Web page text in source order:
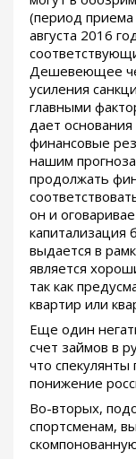
(период приема
августа 2016
Дешевеющее
усиления
главными
дает
финансовые
нашим
продолжать
он и
капитализация
выдается в
является
так как
квартир или
Еще один
счет займов в
что спекулянты
понижение
Во-вторых,
спортсменам,